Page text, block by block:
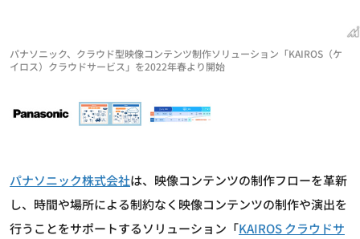
パナソニック、クラウド型映像コンテンツ制作ソリューション「KAIROS（ケ
イロス）クラウドサービス」を2022年春より開始
パナソニック株式会社は、映像コンテンツの制作フローを革新
し、時間や場所による制約なく映像コンテンツの制作や演出を
行うことをサポートするソリューション「KAIROS クラウドサ